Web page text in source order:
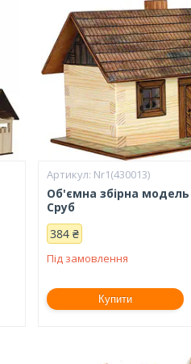
Nr1(430013)
Об'ємна збірна
Сруб
384 ₴
Під замовлення
Купити